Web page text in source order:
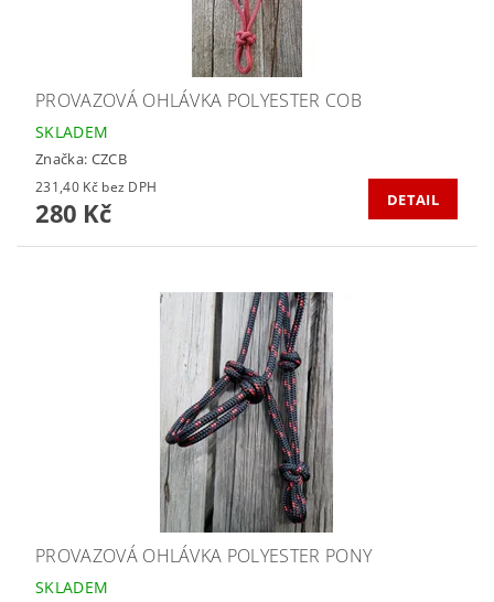
PROVAZOVÁ OHLÁVKA POLYESTER COB
SKLADEM
Značka: CZCB
231,40 Kč bez DPH
280 Kč DETAIL
PROVAZOVÁ OHLÁVKA POLYESTER PONY
SKLADEM